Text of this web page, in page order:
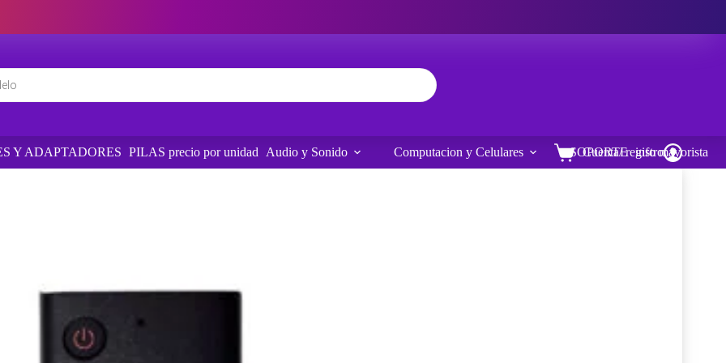
Y ADAPTADORES PILAS precio por unidad Audio y Sonido Computacion y Celulares SOPORTE info mayorista
Carro
de
Cuenta/ registro